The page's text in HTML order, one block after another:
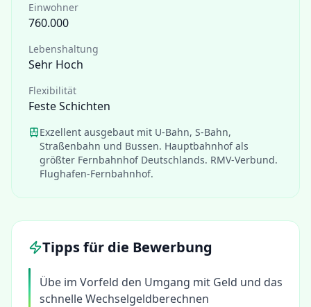
Einwohner
760.000
Lebenshaltung
Sehr Hoch
Flexibilität
Feste Schichten
Exzellent ausgebaut mit U-Bahn, S-Bahn,
Straßenbahn und Bussen. Hauptbahnhof als
größter Fernbahnhof Deutschlands. RMV-Verbund.
Flughafen-Fernbahnhof.
Tipps für die Bewerbung
Übe im Vorfeld den Umgang mit Geld und das
schnelle Wechselgeldberechnen